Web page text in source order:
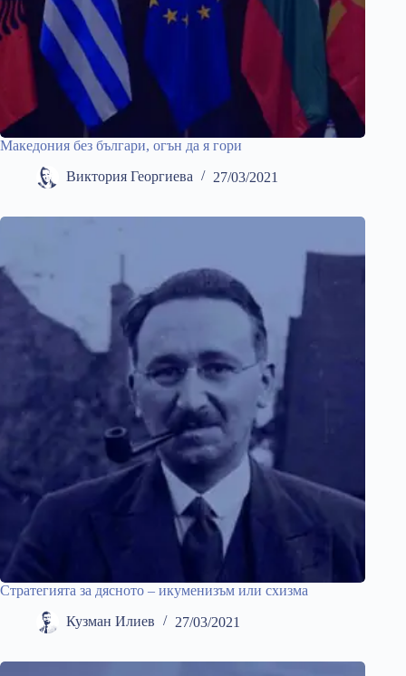
Македония без българи, огън да я гори
Виктория Георгиева 27/03/2021
Стратегията за дясното – икуменизъм или схизма
Кузман Илиев 27/03/2021